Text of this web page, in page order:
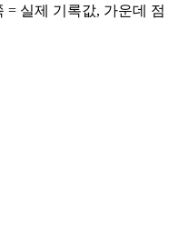
= 실제 기록값, 가운데 점